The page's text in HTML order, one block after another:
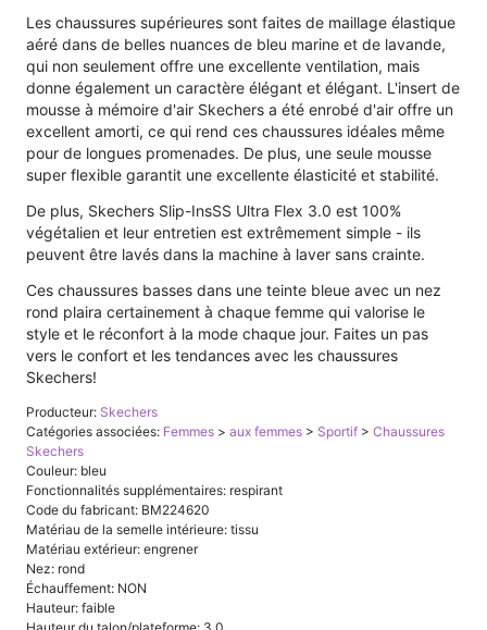
Les chaussures supérieures sont faites de maillage élastique
aéré dans de belles nuances de bleu marine et de lavande,
qui non seulement offre une excellente ventilation, mais
donne également un caractère élégant et élégant. L'insert de
mousse à mémoire d'air Skechers a été enrobé d'air offre un
excellent amorti, ce qui rend ces chaussures idéales même
pour de longues promenades. De plus, une seule mousse
super flexible garantit une excellente élasticité et stabilité.
De plus, Skechers Slip-InsSS Ultra Flex 3.0 est 100%
végétalien et leur entretien est extrêmement simple - ils
peuvent être lavés dans la machine à laver sans crainte.
Ces chaussures basses dans une teinte bleue avec un nez
rond plaira certainement à chaque femme qui valorise le
style et le réconfort à la mode chaque jour. Faites un pas
vers le confort et les tendances avec les chaussures
Skechers!
Producteur: Skechers
Catégories associées: Femmes > aux femmes > Sportif > Chaussures
Skechers
Couleur: bleu
Fonctionnalités supplémentaires: respirant
Code du fabricant: BM224620
Matériau de la semelle intérieure: tissu
Matériau extérieur: engrener
Nez: rond
Échauffement: NON
Hauteur: faible